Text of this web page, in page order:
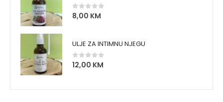
0 out of 5
8,00 KM
ULJE ZA INTIMNU NJEGU
0out of 5
12,00 KM